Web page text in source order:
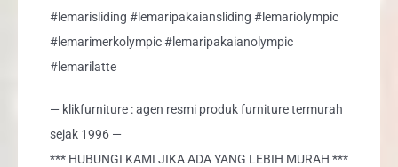
#lemarisliding #lemaripakaiansliding #lemariolympic
#lemarimerkolympic #lemaripakaianolympic
#lemarilatte
— klikfurniture : agen resmi produk furniture termurah
sejak 1996 —
*** HUBUNGI KAMI JIKA ADA YANG LEBIH MURAH ***